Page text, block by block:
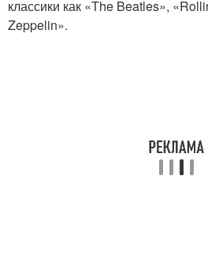
классики как «The Beatles»,
Zeppelin».